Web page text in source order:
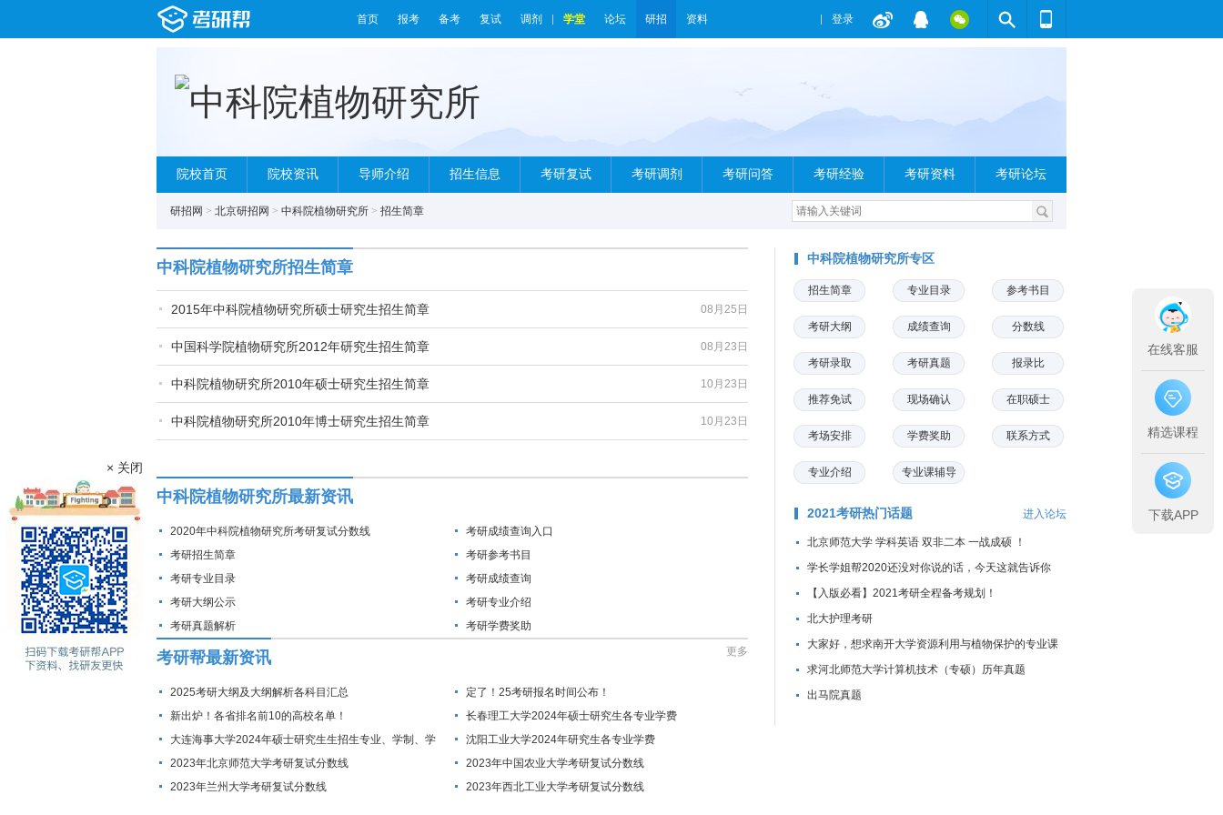
首页 报考 备考 复试 调剂 学堂 论坛 研招 资料 登录
院校首页 院校资讯 导师介绍 招生信息 考研复试 考研调剂 考研问答 考研经验 考研资料 考研论坛
研招网 > 北京研招网 > 中科院植物研究所 > 招生简章
中科院植物研究所招生简章
08月25日
2015年中科院植物研究所硕士研究生招生简章
08月23日
中国科学院植物研究所2012年研究生招生简章
10月23日
中科院植物研究所2010年硕士研究生招生简章
10月23日
中科院植物研究所2010年博士研究生招生简章
中科院植物研究所最新资讯
2020年中科院植物研究所考研复试分数线
考研成绩查询入口
考研招生简章
考研参考书目
考研专业目录
考研成绩查询
考研大纲公示
考研专业介绍
考研真题解析
考研学费奖助
考研帮最新资讯 更多
2025考研大纲及大纲解析各科目汇总
定了！25考研报名时间公布！
新出炉！各省排名前10的高校名单！
长春理工大学2024年硕士研究生各专业学费
大连海事大学2024年硕士研究生生招生专业、学制、学
费标准及拟招生人数
沈阳工业大学2024年研究生各专业学费
2023年北京师范大学考研复试分数线
2023年中国农业大学考研复试分数线
2023年兰州大学考研复试分数线
2023年西北工业大学考研复试分数线
中科院植物研究所专区
招生简章 专业目录 参考书目
考研大纲 成绩查询 分数线
考研录取 考研真题 报录比
推荐免试 现场确认 在职硕士
考场安排 学费奖助 联系方式
专业介绍 专业课辅导
2021考研热门话题 进入论坛
北京师范大学 学科英语 双非二本 一战成硕 ！
学长学姐帮2020还没对你说的话，今天这就告诉你
【入版必看】2021考研全程备考规划！
北大护理考研
大家好，想求南开大学资源利用与植物保护的专业课
资料...
求河北师范大学计算机技术（专硕）历年真题
出马院真题
× 关闭
在线客服
精选课程
下载APP